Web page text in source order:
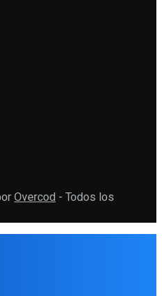
Overcod - Todos los